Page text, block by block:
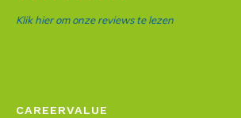
Klik hier om onze reviews te lezen
CAREERVALUE